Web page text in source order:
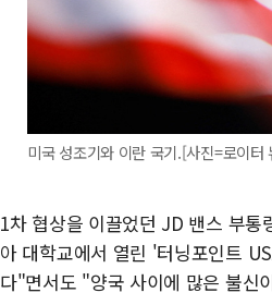
미국 성조기와 이란 국기.[사진=로이터
1차 협상을 이끌었던 JD 밴스 부
아 대학교에서 열린 '터닝포인트
다"면서도 "양국 사이에 많은 불신